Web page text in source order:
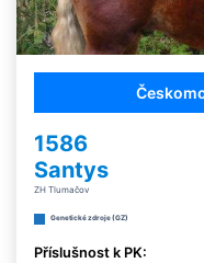
1586
Santys
ZH Tlumačov
Genetické zdroje (GZ)
Příslušnost k PK: